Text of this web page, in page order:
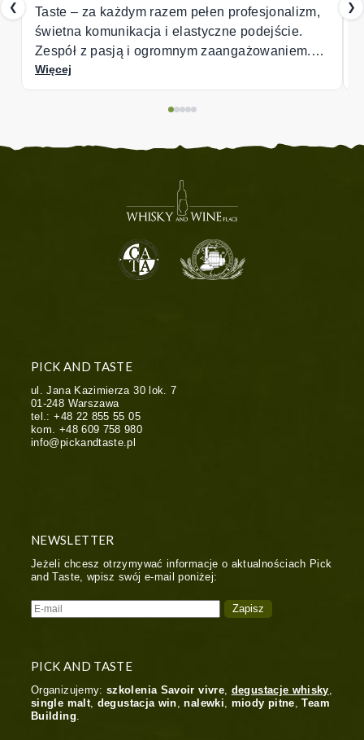
❮profesjonalizm,
podejście.
❯
PICK AND TASTE
ul. Jana Kazimierza 30 lok. 7
01-248 Warszawa
tel.:+48 22 855 55 05
kom. +48 609 758 980
info@pickandtaste.pl
NEWSLETTER
Jeżeli chcesz otrzymywać informacje o aktualnościach Pick
and Taste, wpisz swój e-mail poniżej:
PICK AND TASTE
Organizujemy:szkolenia Savoir vivre, degustacje whisky,
single malt, degustacja win,nalewki, miody pitne,Team
Building.